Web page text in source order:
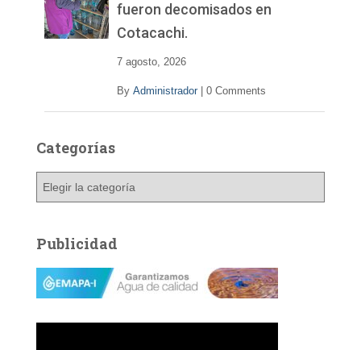
fueron decomisados en
Cotacachi.
7 agosto, 2026
By Administrador 0 Comments
Categorías
g
o
a
Publicidad